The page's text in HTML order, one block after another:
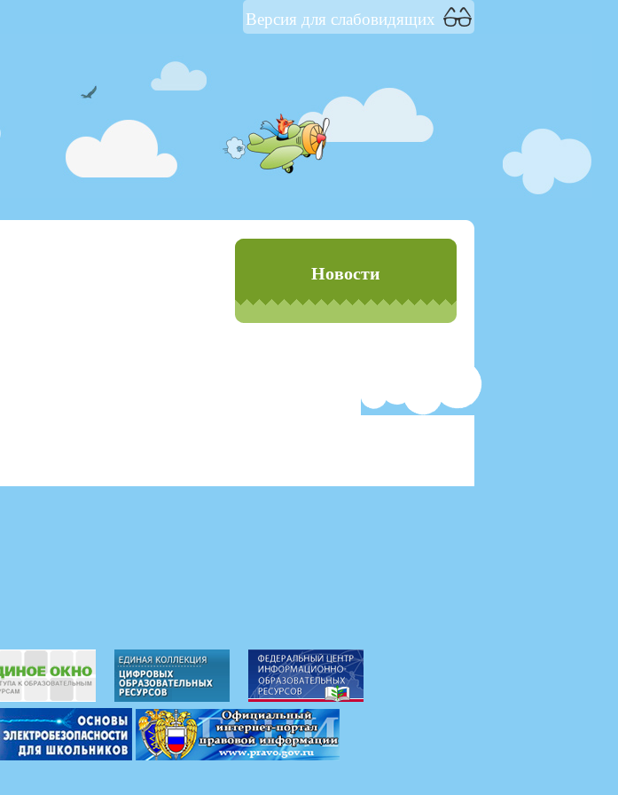
Версия для слабовидящих
Новости